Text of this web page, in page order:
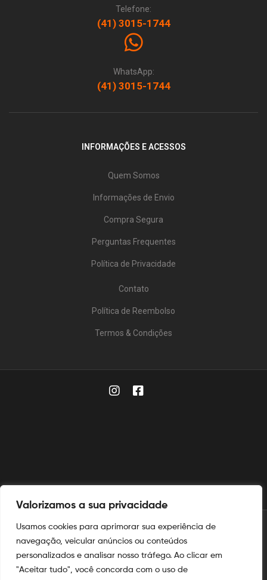
Valorizamos a sua privacidade
Usamos cookies para aprimorar sua experiência de
navegação, veicular anúncios ou conteúdos
personalizados e analisar nosso tráfego. Ao clicar em
"Aceitar tudo", você concorda com o uso de
Telefone:
(41) 3015-1744
WhatsApp:
(41) 3015-1744
INFORMAÇÕES E ACESSOS
Quem Somos
Informações de Envio
Compra Segura
Perguntas Frequentes
Política de Privacidade
Contato
Política de Reembolso
Termos & Condições
Aymoré FogoseAymoré Armassão marcas registradas no
nos termos das leis de propriedade intelectual e industrial.